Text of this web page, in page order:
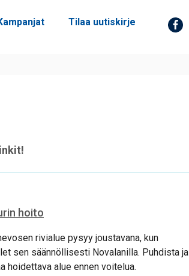
Tilaa uutiskirje
hoito
rivialue pysyy joustavana, kun
sen säännöllisesti Novalanilla. Puhdista ja
hoidettava alue ennen voitelua.